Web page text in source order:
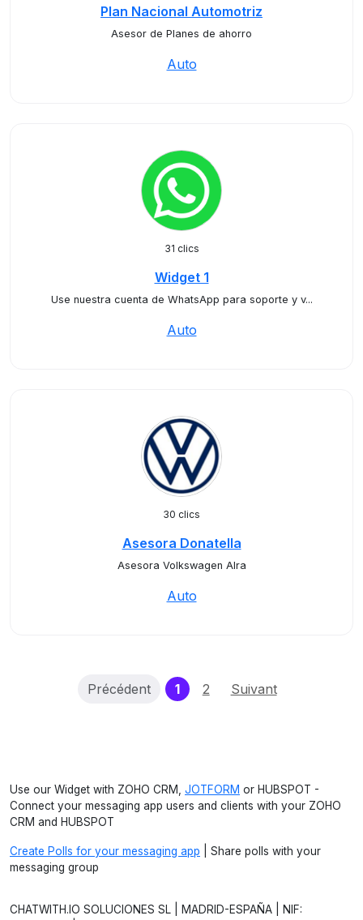
Plan Nacional Automotriz
Asesor de Planes de ahorro
Auto
31 clics
Widget 1
Use nuestra cuenta de WhatsApp para soporte y v...
Auto
30 clics
Asesora Donatella
Asesora Volkswagen Alra
Auto
Précédent 1(current)
2 Suivant
Use our Widget with ZOHO CRM, JOTFORM or HUBSPOT -
Connect your messaging app users and clients with your ZOHO
CRM and HUBSPOT
Create Polls for your messaging app | Share polls with your
messaging group
CHATWITH.IO SOLUCIONES SL | MADRID-ESPAÑA | NIF: